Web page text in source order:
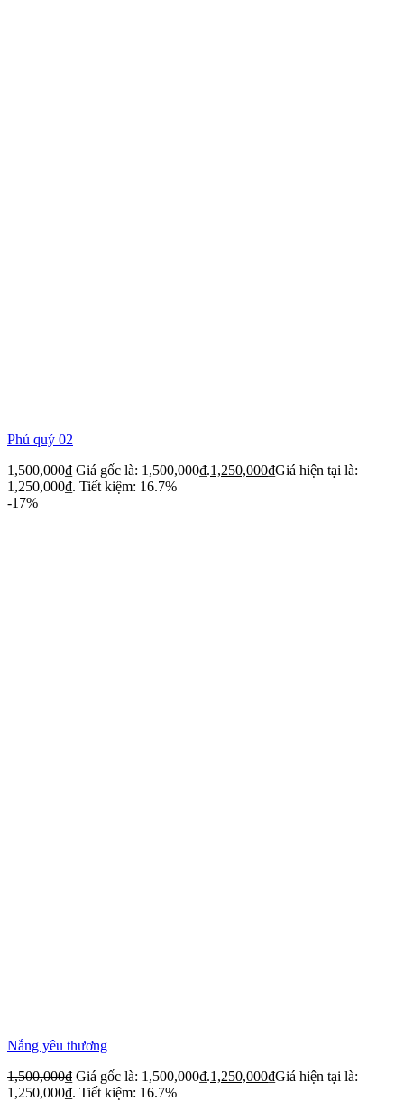
Phú quý 02
1,500,000₫ Giá gốc là: 1,500,000₫.1,250,000₫Giá hiện tại là:
1,250,000₫. Tiết kiệm: 16.7%
-17%
Nắng yêu thương
1,500,000₫ Giá gốc là: 1,500,000₫.1,250,000₫Giá hiện tại là:
1,250,000₫. Tiết kiệm: 16.7%